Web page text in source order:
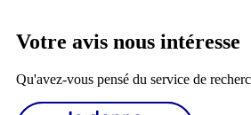
Votre avis nous intéresse
Qu'avez-vous pensé du service de